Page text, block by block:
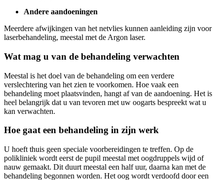
Andere aandoeningen
Meerdere afwijkingen van het netvlies kunnen aanleiding zijn voor
laserbehandeling, meestal met de Argon laser.
Wat mag u van de behandeling verwachten
Meestal is het doel van de behandeling om een verdere
verslechtering van het zien te voorkomen. Hoe vaak een
behandeling moet plaatsvinden, hangt af van de aandoening. Het is
heel belangrijk dat u van tevoren met uw oogarts bespreekt wat u
kan verwachten.
Hoe gaat een behandeling in zijn werk
U hoeft thuis geen speciale voorbereidingen te treffen. Op de
polikliniek wordt eerst de pupil meestal met oogdruppels wijd of
nauw gemaakt. Dit duurt meestal een half uur, daarna kan met de
behandeling begonnen worden. Het oog wordt verdoofd door een